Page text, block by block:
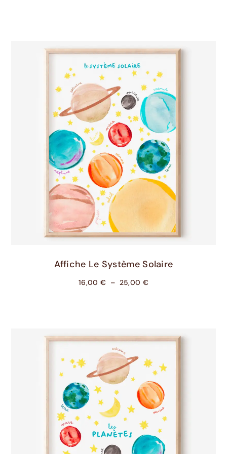
Choix Des Options
Affiche Le Système Solaire
16,00 € – 25,00 €